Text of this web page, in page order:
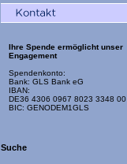
Ihre Spende ermöglicht unser
Engagement
Spendenkonto:
Bank: GLS Bank eG
IBAN:
DE36 4306 0967 8023 3348 00
BIC: GENODEM1GLS
Suche